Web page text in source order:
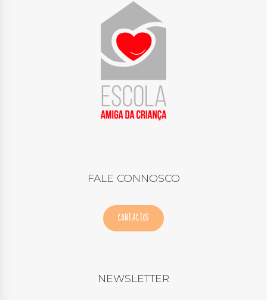
FALE CONNOSCO
CONTACTOS
NEWSLETTER